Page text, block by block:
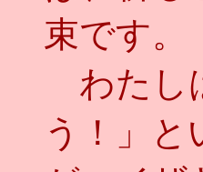
束です。
わたし
う！」